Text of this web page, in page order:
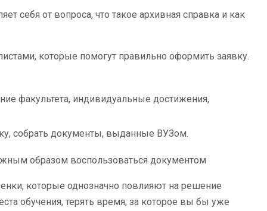
себя от вопроса, что такое архивная справка и как
которые помогут правильно оформить заявку.
факультета, индивидуальные достижения,
собрать документы, выданные ВУЗом.
образом воспользоваться документом
которые однозначно повлияют на решение
обучения, терять время, за которое вы бы уже